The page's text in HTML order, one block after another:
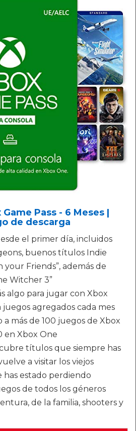
Pass - 6 Meses |
de descarga
el primer día, incluidos
buenos títulos Indie
your Friends”, además de
Witcher 3”
algo para jugar con Xbox
juegos agregados cada mes
a más de 100 juegos de Xbox
en Xbox One
títulos que siempre has
a visitar los viejos
has estado perdiendo
de todos los géneros
de la familia, shooters y